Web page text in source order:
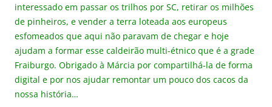
interessado em passar os trilhos por SC, retirar os milhões
de pinheiros, e vender a terra loteada aos europeus
esfomeados que aqui não paravam de chegar e hoje
ajudam a formar esse caldeirão multi-étnico que é a grade
Fraiburgo. Obrigado à Márcia por compartilhá-la de forma
digital e por nos ajudar remontar um pouco dos cacos da
nossa história…